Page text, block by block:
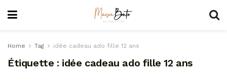
Home Tag idée cadeau ado fille 12 ans
Étiquette : idée cadeau ado fille 12 ans